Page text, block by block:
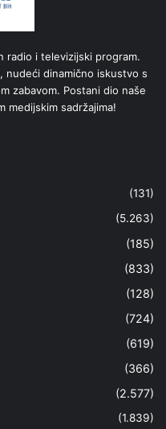
radio i televizijski program.
nudeći dinamično iskustvo s
zabavom. Postani dio naše
medijskim sadržajima!
(131)
(5.263)
(185)
(833)
(128)
(724)
(619)
(366)
(2.577)
(1.839)